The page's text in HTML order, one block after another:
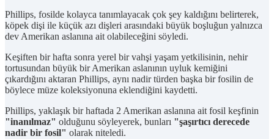
Phillips, fosilde kolayca tanımlayacak çok şey kaldığını belirterek,
köpek dişi ile küçük azı dişleri arasındaki büyük boşluğun yalnızca
dev Amerikan aslanına ait olabileceğini söyledi.
Keşiften bir hafta sonra yerel bir vahşi yaşam yetkilisinin, nehir
tortusundan büyük bir Amerikan aslanının uyluk kemiğini
çıkardığını aktaran Phillips, aynı nadir türden başka bir fosilin de
böylece müze koleksiyonuna eklendiğini kaydetti.
Phillips, yaklaşık bir haftada 2 Amerikan aslanına ait fosil keşfinin
"inanılmaz" olduğunu söyleyerek, bunları "şaşırtıcı derecede
nadir bir fosil" olarak niteledi.